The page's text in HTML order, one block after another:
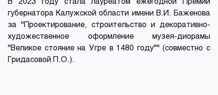
губернатора Калужской области имени В.И. Баженова
за "Проектирование, строительство и декоративно-
художественное оформление музея-диорамы
"Великое стояние на Угре в 1480 году"" (совместно с
Гридасовой П.О.).